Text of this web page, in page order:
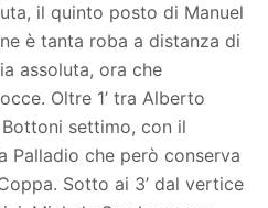
il quinto posto di Manuel
è tanta roba a distanza di
assoluta, ora che
Oltre 1’ tra Alberto
Bottoni settimo, con il
Palladio che però conserva
Sotto ai 3’ dal vertice